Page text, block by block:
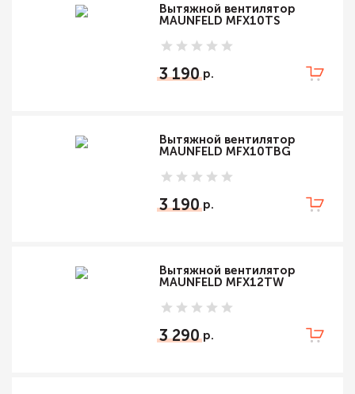
Вытяжной вентилятор
MAUNFELD MFX10TS
3 190
Вытяжной вентилятор
MAUNFELD MFX10TBG
3 190
Вытяжной вентилятор
MAUNFELD MFX12TW
3 290